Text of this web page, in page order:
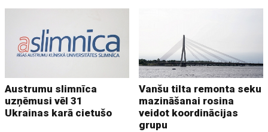
Austrumu slimnīca
uzņēmusi vēl 31
Ukrainas karā cietušo
Vanšu tilta remonta seku
mazināšanai rosina
veidot koordinācijas
grupu